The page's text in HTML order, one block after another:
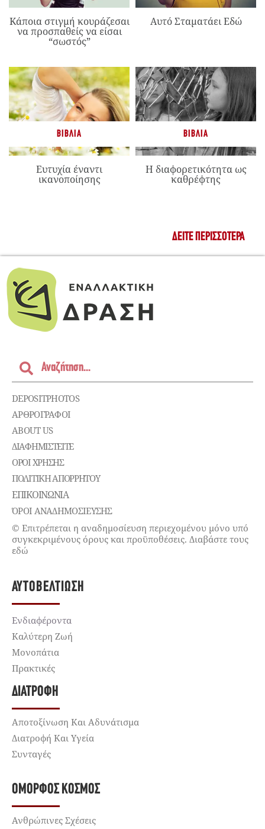
Κάποια στιγμή κουράζεσαι
να προσπαθείς να είσαι
“σωστός”
Αυτό Σταματάει Εδώ
ΒΙΒΛΊΑ
Ευτυχία έναντι
ικανοποίησης
ΒΙΒΛΊΑ
Η διαφορετικότητα ως
καθρέφτης
ΔΕΊΤΕ ΠΕΡΙΣΣΌΤΕΡΑ
DEPOSITPHOTOS
ΑΡΘΡΟΓΡΑΦΟΙ
ABOUT US
ΔΙΑΦΗΜΙΣΤΕΊΤΕ
ΌΡΟΙ ΧΡΉΣΗΣ
ΠΟΛΙΤΙΚΉ ΑΠΟΡΡΉΤΟΥ
ΕΠΙΚΟΙΝΩΝΊΑ
ΌΡΟΙ ΑΝΑΔΗΜΟΣΙΕΥΣΗΣ
© Επιτρέπεται η αναδημοσίευση περιεχομένου μόνο υπό
συγκεκριμένους όρους και προϋποθέσεις. Διαβάστε τους
εδώ
ΑΥΤΟΒΕΛΤΊΩΣΗ
Ενδιαφέροντα
Καλύτερη Ζωή
Μονοπάτια
Πρακτικές
ΔΙΑΤΡΟΦΉ
Αποτοξίνωση Και Αδυνάτισμα
Διατροφή Και Υγεία
Συνταγές
ΌΜΟΡΦΟΣ ΚΌΣΜΟΣ
Ανθρώπινες Σχέσεις